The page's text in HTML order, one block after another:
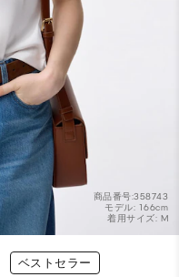
商品番号:358743
モデル: 166cm
着用サイズ: M
ベストセラー